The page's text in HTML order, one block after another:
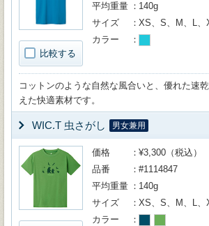
比較する
平均重量
140g
サイズ
XS、S、M、L、
カラー
コットンのような自然な風合いと、優れた速
えた快適素材です。
WIC.T 虫さがし 男女兼用
価格
¥3,300（税込）
品番
#1114847
平均重量
140g
サイズ
XS、S、M、L、
カラー